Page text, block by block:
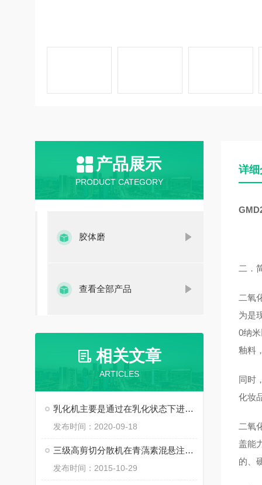
产品展示
PRODUCT CATEGORY
胶体磨
查看全部产品
相关文章
ARTICLES
乳化机主要是通过在乳化状态下进行加工生产工作
发布时间：2020-09-18
三级高剪切分散机在青薃素混悬注射液中的应用
发布时间：2015-10-29
详细
二．
二氧
为是
0纳
釉料
同时
化妆
二氧
盖能
的、